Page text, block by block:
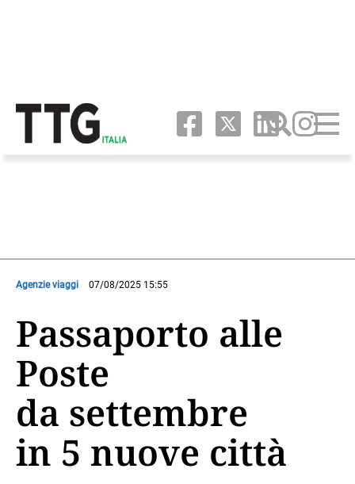
Agenzie viaggi 07/08/2025 15:55
Passaporto alle
Poste
da settembre
in 5 nuove città